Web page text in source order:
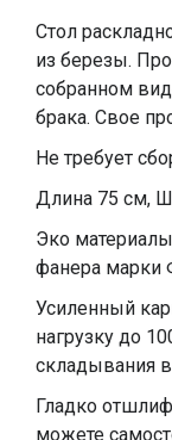
Стол
из березы.
собранном
брака. Свое
Не требует
Длина 75 см,
Эко
фанера марки
Усиленный
нагрузку до
складывания
Гладко
можете